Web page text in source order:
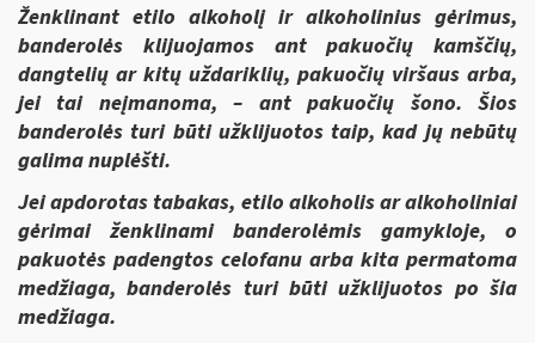
Ženklinant etilo alkoholį ir alkoholinius gėrimus,
banderolės klijuojamos ant pakuočių kamščių,
dangtelių ar kitų uždariklių, pakuočių viršaus arba,
jei tai neįmanoma, – ant pakuočių šono. Šios
banderolės turi būti užklijuotos taip, kad jų nebūtų
galima nuplėšti.
Jei apdorotas tabakas, etilo alkoholis ar alkoholiniai
gėrimai ženklinami banderolėmis gamykloje, o
pakuotės padengtos celofanu arba kita permatoma
medžiaga, banderolės turi būti užklijuotos po šia
medžiaga.